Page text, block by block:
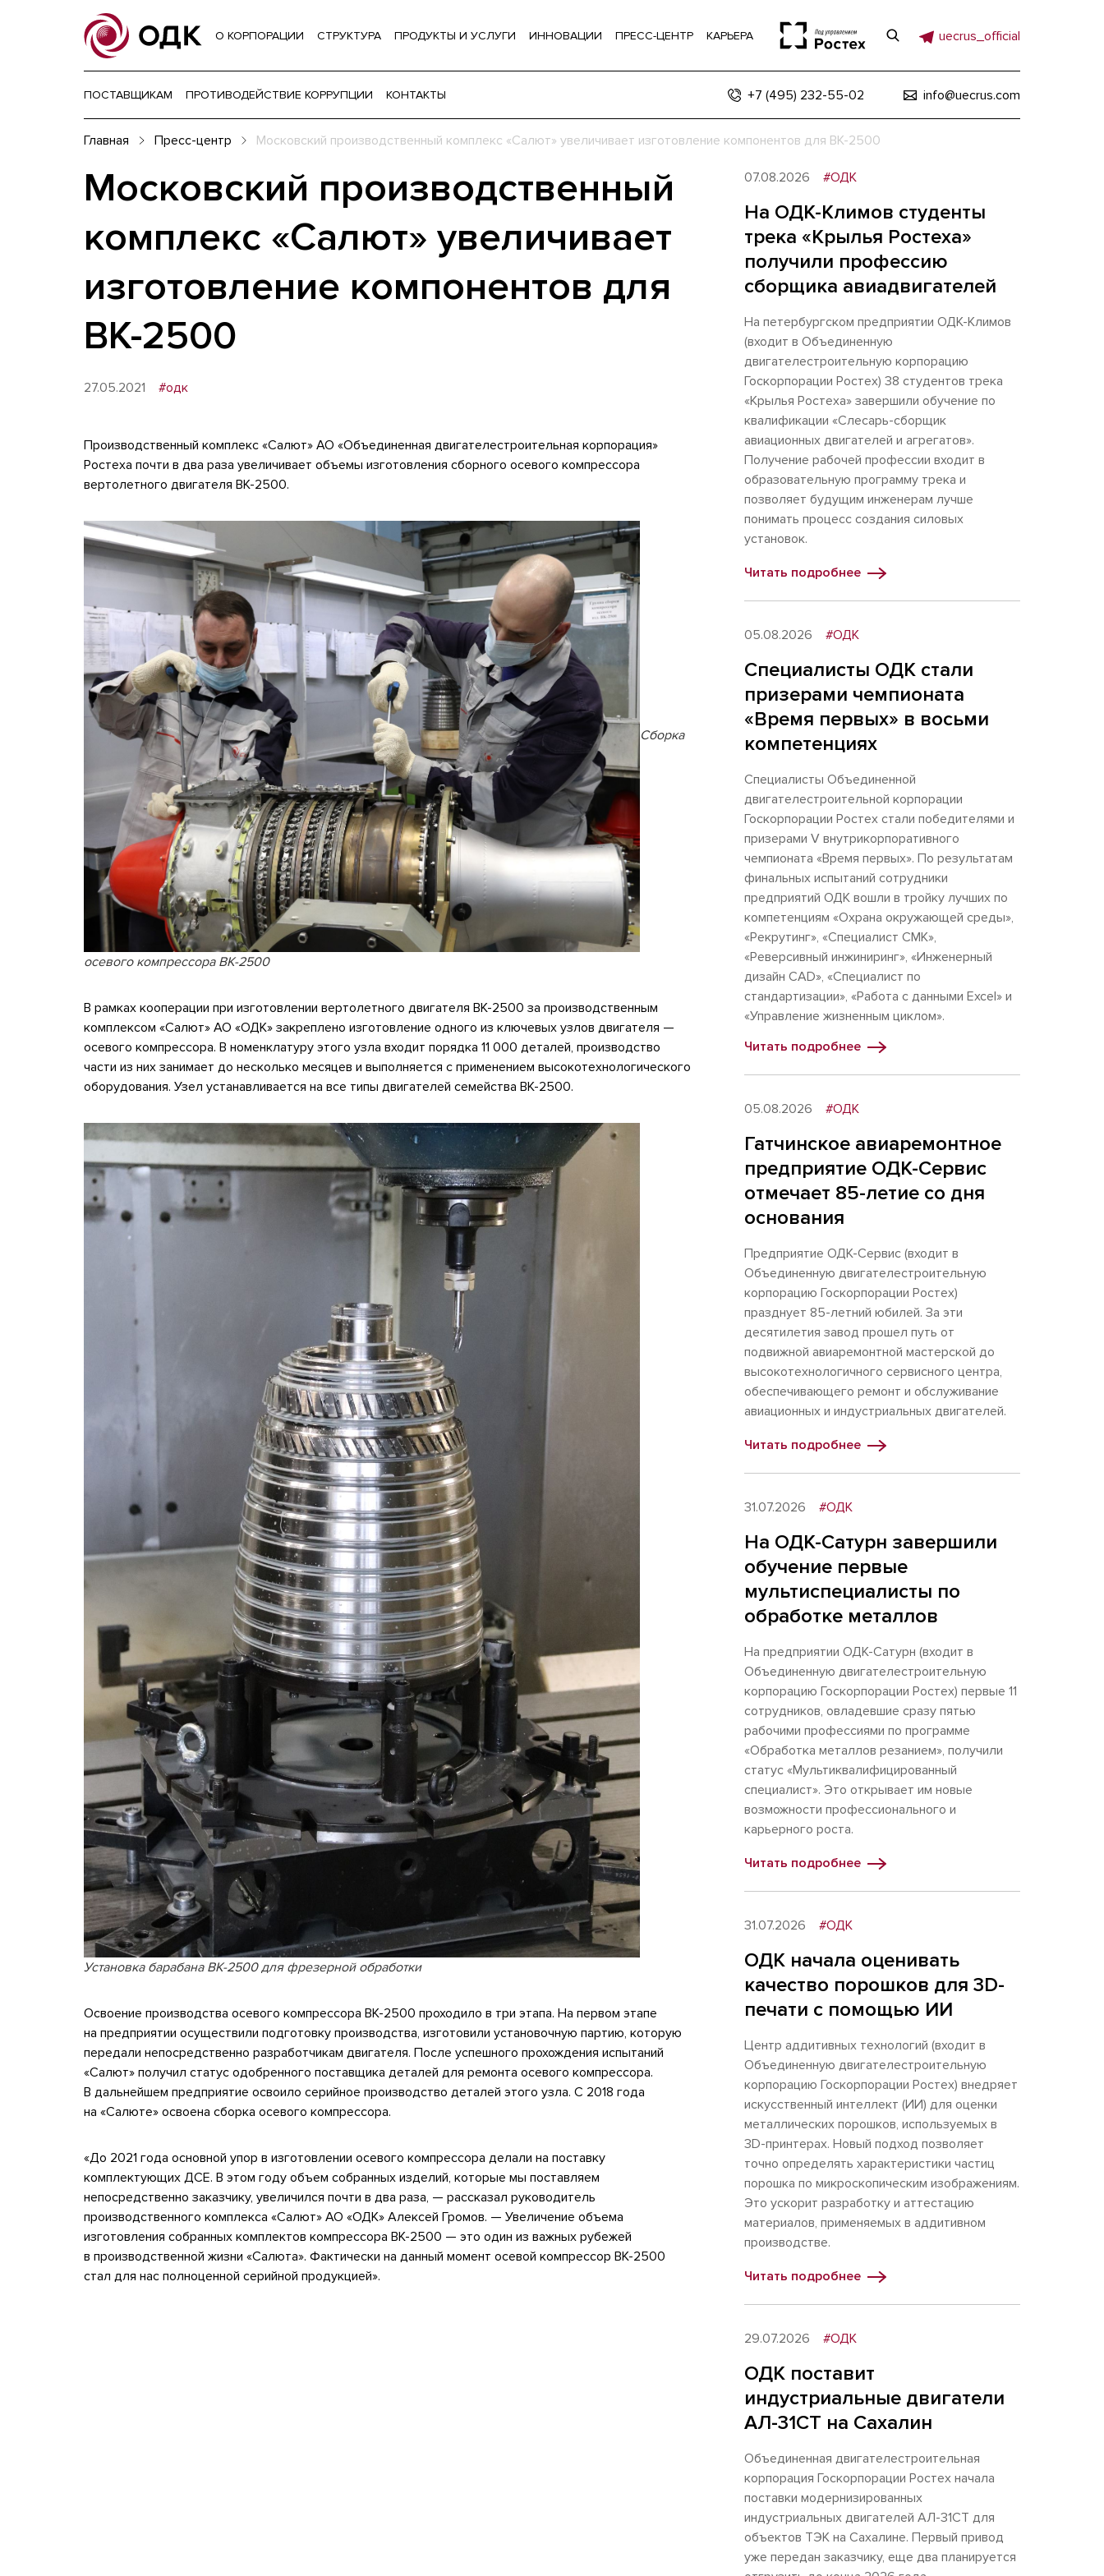
О КОРПОРАЦИИ СТРУКТУРА ПРОДУКТЫ И УСЛУГИ ИННОВАЦИИ ПРЕСС-ЦЕНТР КАРЬЕРА uecrus_official
ПОСТАВЩИКАМ ПРОТИВОДЕЙСТВИЕ КОРРУПЦИИ КОНТАКТЫ +7 (495) 232-55-02 info@uecrus.com
Главная Пресс-центр Московский производственный комплекс «Салют» увеличивает изготовление компонентов для ВК-2500
Московский производственный
комплекс «Салют» увеличивает
изготовление компонентов для
ВК-2500
27.05.2021 #одк
Производственный комплекс «Салют» АО «Объединенная двигателестроительная корпорация»
Ростеха почти в два раза увеличивает объемы изготовления сборного осевого компрессора
вертолетного двигателя ВК-2500.
Сборка
осевого компрессора ВК-2500
В рамках кооперации при изготовлении вертолетного двигателя ВК-2500 за производственным
комплексом «Салют» АО «ОДК» закреплено изготовление одного из ключевых узлов двигателя —
осевого компрессора. В номенклатуру этого узла входит порядка 11 000 деталей, производство
части из них занимает до несколько месяцев и выполняется с применением высокотехнологического
оборудования. Узел устанавливается на все типы двигателей семейства ВК-2500.
Установка барабана ВК-2500 для фрезерной обработки
Освоение производства осевого компрессора ВК-2500 проходило в три этапа. На первом этапе
на предприятии осуществили подготовку производства, изготовили установочную партию, которую
передали непосредственно разработчикам двигателя. После успешного прохождения испытаний
«Салют» получил статус одобренного поставщика деталей для ремонта осевого компрессора.
В дальнейшем предприятие освоило серийное производство деталей этого узла. С 2018 года
на «Салюте» освоена сборка осевого компрессора.
«До 2021 года основной упор в изготовлении осевого компрессора делали на поставку
комплектующих ДСЕ. В этом году объем собранных изделий, которые мы поставляем
непосредственно заказчику, увеличился почти в два раза, — рассказал руководитель
производственного комплекса «Салют» АО «ОДК» Алексей Громов. — Увеличение объема
изготовления собранных комплектов компрессора ВК-2500 — это один из важных рубежей
в производственной жизни «Салюта». Фактически на данный момент осевой компрессор ВК-2500
стал для нас полноценной серийной продукцией».
07.08.2026 #ОДК
На ОДК-Климов студенты
трека «Крылья Ростеха»
получили профессию
сборщика авиадвигателей
На петербургском предприятии ОДК-Климов
(входит в Объединенную
двигателестроительную корпорацию
Госкорпорации Ростех) 38 студентов трека
«Крылья Ростеха» завершили обучение по
квалификации «Слесарь-сборщик
авиационных двигателей и агрегатов».
Получение рабочей профессии входит в
образовательную программу трека и
позволяет будущим инженерам лучше
понимать процесс создания силовых
установок.
Читать подробнее
05.08.2026 #ОДК
Специалисты ОДК стали
призерами чемпионата
«Время первых» в восьми
компетенциях
Специалисты Объединенной
двигателестроительной корпорации
Госкорпорации Ростех стали победителями и
призерами V внутрикорпоративного
чемпионата «Время первых». По результатам
финальных испытаний сотрудники
предприятий ОДК вошли в тройку лучших по
компетенциям «Охрана окружающей среды»,
«Рекрутинг», «Специалист СМК»,
«Реверсивный инжиниринг», «Инженерный
дизайн CAD», «Специалист по
стандартизации», «Работа с данными Excel» и
«Управление жизненным циклом».
Читать подробнее
05.08.2026 #ОДК
Гатчинское авиаремонтное
предприятие ОДК-Сервис
отмечает 85-летие со дня
основания
Предприятие ОДК-Сервис (входит в
Объединенную двигателестроительную
корпорацию Госкорпорации Ростех)
празднует 85-летний юбилей. За эти
десятилетия завод прошел путь от
подвижной авиаремонтной мастерской до
высокотехнологичного сервисного центра,
обеспечивающего ремонт и обслуживание
авиационных и индустриальных двигателей.
Читать подробнее
31.07.2026 #ОДК
На ОДК-Сатурн завершили
обучение первые
мультиспециалисты по
обработке металлов
На предприятии ОДК-Сатурн (входит в
Объединенную двигателестроительную
корпорацию Госкорпорации Ростех) первые 11
сотрудников, овладевшие сразу пятью
рабочими профессиями по программе
«Обработка металлов резанием», получили
статус «Мультиквалифицированный
специалист». Это открывает им новые
возможности профессионального и
карьерного роста.
Читать подробнее
31.07.2026 #ОДК
ОДК начала оценивать
качество порошков для 3D-
печати с помощью ИИ
Центр аддитивных технологий (входит в
Объединенную двигателестроительную
корпорацию Госкорпорации Ростех) внедряет
искусственный интеллект (ИИ) для оценки
металлических порошков, используемых в
3D-принтерах. Новый подход позволяет
точно определять характеристики частиц
порошка по микроскопическим изображениям.
Это ускорит разработку и аттестацию
материалов, применяемых в аддитивном
производстве.
Читать подробнее
29.07.2026 #ОДК
ОДК поставит
индустриальные двигатели
АЛ-31СТ на Сахалин
Объединенная двигателестроительная
корпорация Госкорпорации Ростех начала
поставки модернизированных
индустриальных двигателей АЛ-31СТ для
объектов ТЭК на Сахалине. Первый привод
уже передан заказчику, еще два планируется